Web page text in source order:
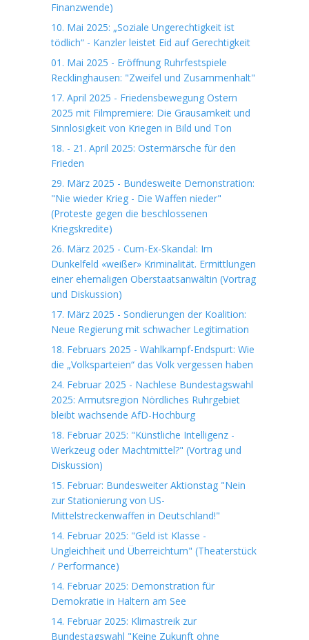
Finanzwende)
10. Mai 2025: „Soziale Ungerechtigkeit ist
tödlich“ - Kanzler leistet Eid auf Gerechtigkeit
01. Mai 2025 - Eröffnung Ruhrfestspiele
Recklinghausen: "Zweifel und Zusammenhalt"
17. April 2025 - Friedensbewegung Ostern
2025 mit Filmpremiere: Die Grausamkeit und
Sinnlosigkeit von Kriegen in Bild und Ton
18. - 21. April 2025: Ostermärsche für den
Frieden
29. März 2025 - Bundesweite Demonstration:
"Nie wieder Krieg - Die Waffen nieder"
(Proteste gegen die beschlossenen
Kriegskredite)
26. März 2025 - Cum-Ex-Skandal: Im
Dunkelfeld «weißer» Kriminalität. Ermittlungen
einer ehemaligen Oberstaatsanwältin (Vortrag
und Diskussion)
17. März 2025 - Sondierungen der Koalition:
Neue Regierung mit schwacher Legitimation
18. Februars 2025 - Wahlkampf-Endspurt: Wie
die „Volksparteien“ das Volk vergessen haben
24. Februar 2025 - Nachlese Bundestagswahl
2025: Armutsregion Nördliches Ruhrgebiet
bleibt wachsende AfD-Hochburg
18. Februar 2025: "Künstliche Intelligenz -
Werkzeug oder Machtmittel?" (Vortrag und
Diskussion)
15. Februar: Bundesweiter Aktionstag "Nein
zur Stationierung von US-
Mittelstreckenwaffen in Deutschland!"
14. Februar 2025: "Geld ist Klasse -
Ungleichheit und Überreichtum" (Theaterstück
/ Performance)
14. Februar 2025: Demonstration für
Demokratie in Haltern am See
14. Februar 2025: Klimastreik zur
Bundestagswahl "Keine Zukunft ohne